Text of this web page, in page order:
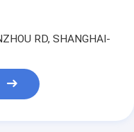
RD, SHANGHAI-